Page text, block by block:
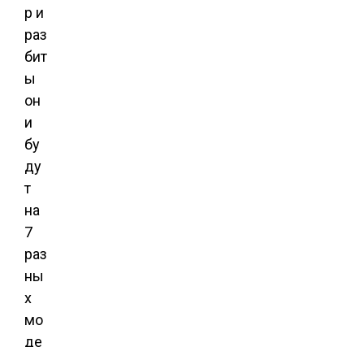
р и
раз
бит
ы
он
и
бу
ду
т
на
7
раз
ны
х
мо
де